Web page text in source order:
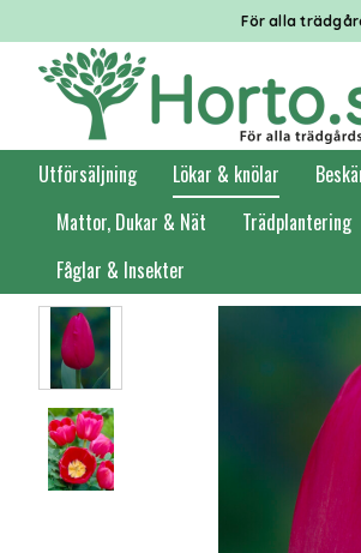
För alla
Utförsäljning Lökar & knölar
Mattor, Dukar & Nät
Trädplantering
Fåglar & Insekter
Förstasidan Lökar & knölar